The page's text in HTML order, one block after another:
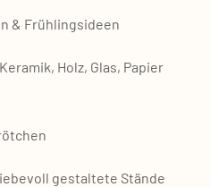
& Früh­lings­ideen
Holz, Glas, Papier
gestal­te­te Stän­de